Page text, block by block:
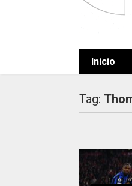
Inicio
Tag: